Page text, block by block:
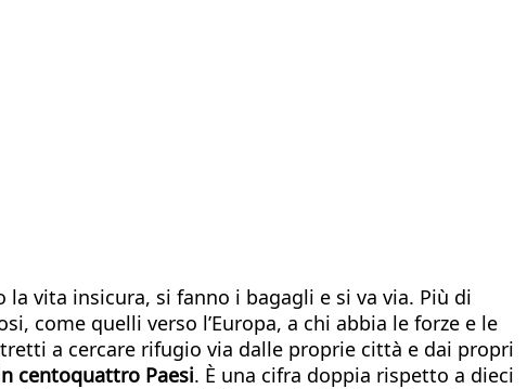
vita insicura, si fanno i bagagli e si va via. Più di
come quelli verso l’Europa, a chi abbia le forze e le
a cercare rifugio via dalle proprie città e dai propri
centoquattro Paesi. È una cifra doppia rispetto a dieci